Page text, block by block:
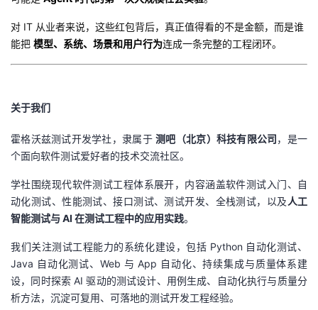
对 IT 从业者来说，这些红包背后，真正值得看的不是金额，而是谁
能把 模型、系统、场景和用户行为连成一条完整的工程闭环。
关于我们
霍格沃兹测试开发学社，隶属于测吧（北京）科技有限公司，是一
个面向软件测试爱好者的技术交流社区。
学社围绕现代软件测试工程体系展开，内容涵盖软件测试入门、自
动化测试、性能测试、接口测试、测试开发、全栈测试，以及 人工
智能测试与 AI 在测试工程中的应用实践。
我们关注测试工程能力的系统化建设，包括 Python 自动化测试、
Java 自动化测试、Web 与 App 自动化、持续集成与质量体系建
设，同时探索 AI 驱动的测试设计、用例生成、自动化执行与质量分
析方法，沉淀可复用、可落地的测试开发工程经验。